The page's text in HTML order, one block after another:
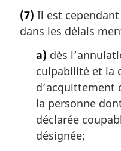
a
l
e
m
(7) Il est
dans les délais
a) dès
culpabilité et la
d’acquittement
la personne
déclarée
désignée;